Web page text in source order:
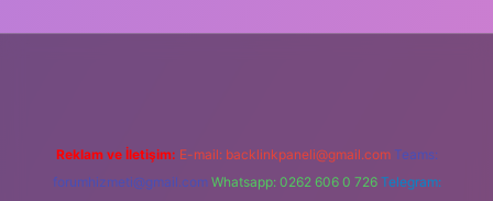
Reklam ve İletişim: E-mail: backlinkpaneli@gmail.com Teams:
forumhizmeti@gmail.com Whatsapp: 0262 606 0 726 Telegram: